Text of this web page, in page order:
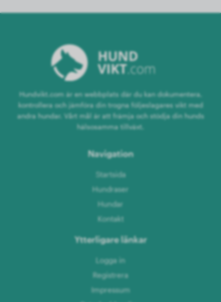
Hundvikt.com är en webbplats där du kan dokumentera,
kontrollera och jämföra din trogna följeslagares vikt med
andra hundar. Vårt mål är att främja och stödja din hunds
hälsosamma tillväxt.
Navigation
Startsida
Hundraser
Hundar
Kontakt
Ytterligare länkar
Logga in
Registrera
Impressum